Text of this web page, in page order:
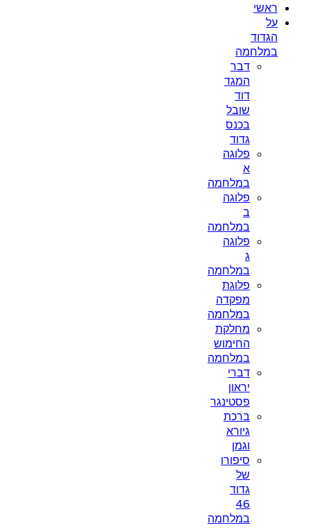
ראשי
על
הגדוד
במלחמה
דבר
המגד
דוד
שובל
בכנס
גדוד
פלוגה
א
במלחמה
פלוגה
ב
במלחמה
פלוגה
ג
במלחמה
פלוגת
מפקדה
במלחמה
מחלקת
החימוש
במלחמה
דברי
יראון
פסטינגר
ברכת
גיורא
וגמן
סיפורו
של
גדוד
46
במלחמה